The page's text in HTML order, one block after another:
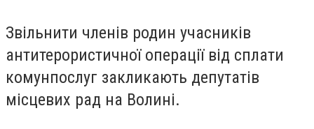
Звільнити членів родин учасників
антитерористичної операції від сплати
комунпослуг закликають депутатів
місцевих рад на Волині.